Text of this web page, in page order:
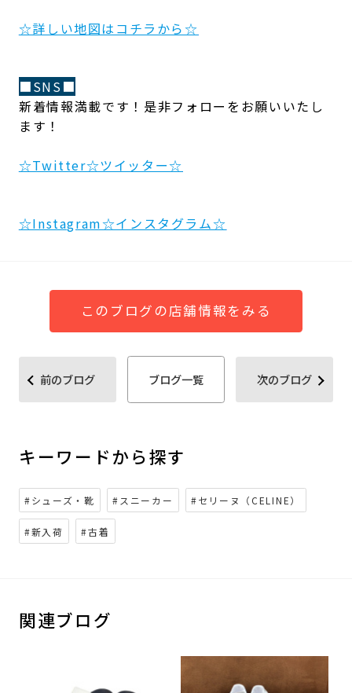
☆詳しい地図はコチラから☆
■SNS■
新着情報満載です！是非フォローをお願いいたし
ます！
☆Twitter☆ツイッター☆
☆Instagram☆インスタグラム☆
このブログの店舗情報をみる
前のブログ ブログ一覧 次のブログ
キーワードから探す
#シューズ・靴 #スニーカー #セリーヌ（CELINE）
#新入荷 #古着
関連ブログ